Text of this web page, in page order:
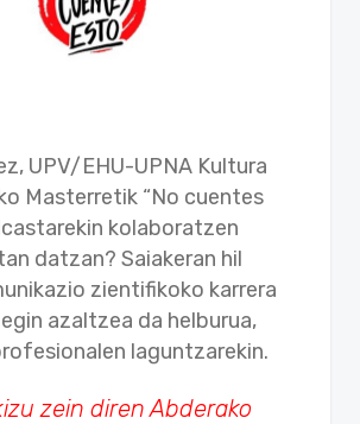
UPV/EHU-UPNA Kultura
Masterretik “No cuentes
kolaboratzen
datzan? Saiakeran hil
zientifikoko karrera
azaltzea da helburua,
laguntzarekin.
zein diren Abderako